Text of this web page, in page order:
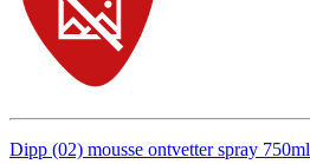
Dipp (02) mousse ontvetter spray 750ml